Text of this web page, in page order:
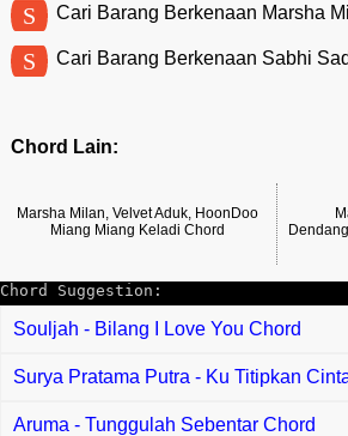
S Cari Barang Berkenaan Marsha
S Cari Barang Berkenaan Sabhi
Chord Lain:
Marsha Milan, Velvet Aduk, HoonDoo
Miang Miang Keladi Chord
Chord Suggestion:
Souljah - Bilang I Love You Chord
Surya Pratama Putra - Ku Titipkan
Aruma - Tunggulah Sebentar Chord